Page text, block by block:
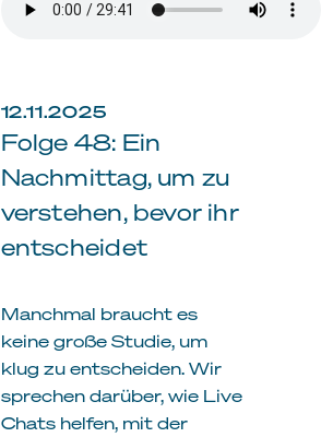
12.11.2025
Folge 48: Ein
Nachmittag, um zu
verstehen, bevor ihr
entscheidet
Manchmal braucht es
keine große Studie, um
klug zu entscheiden. Wir
sprechen darüber, wie Live
Chats helfen, mit der